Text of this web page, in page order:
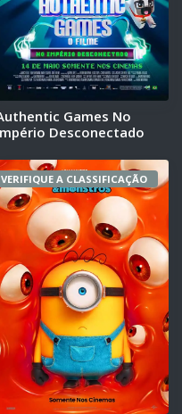
Games No
Desconectado
VERIFIQUE A CLASSIFICAÇÃO